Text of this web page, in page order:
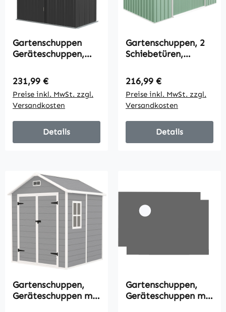
Gartenschuppen
Geräteschuppen,
wetterbeständig,
inkl. Regale, 161,5
cm x 94,5 cm x 196
cm, Schwarz
Regulärer Preis:
231,99 €
Preise inkl. MwSt. zzgl.
Versandkosten
Details
Gartenschuppen, 2
Schiebetüren,
Bodenrahmen,
rostfrei, Stahl,
hellgrün, 2,13 x 1,30
x 1,85 m
Regulärer Preis:
216,99 €
Preise inkl. MwSt. zzgl.
Versandkosten
Details
Gartenschuppen,
Geräteschuppen mit
Gartenschuppen,
Geräteschuppen mit